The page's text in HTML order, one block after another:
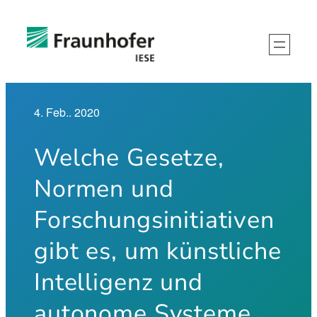
Inhalt
springen
4. Feb.. 2020
Welche Gesetze,
Normen und
Forschungsinitiativen
gibt es, um künstliche
Intelligenz und